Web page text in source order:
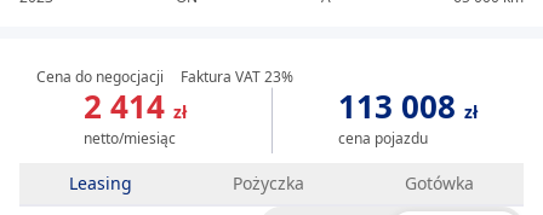
2 414zł
netto/miesiąc
113 008 zł
cena pojazdu
Cena do negocjacji Faktura VAT 23%
Leasing Pożyczka
Gotówka